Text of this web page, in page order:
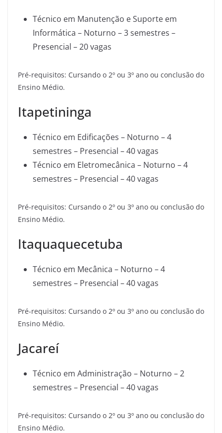
Técnico em Manutenção e Suporte em
Informática – Noturno – 3 semestres –
Presencial – 20 vagas
Pré-requisitos: Cursando o 2º ou 3º ano ou conclusão do
Ensino Médio.
Itapetininga
Técnico em Edificações – Noturno – 4
semestres – Presencial – 40 vagas
Técnico em Eletromecânica – Noturno – 4
semestres – Presencial – 40 vagas
Pré-requisitos: Cursando o 2º ou 3º ano ou conclusão do
Ensino Médio.
Itaquaquecetuba
Técnico em Mecânica – Noturno – 4
semestres – Presencial – 40 vagas
Pré-requisitos: Cursando o 2º ou 3º ano ou conclusão do
Ensino Médio.
Jacareí
Técnico em Administração – Noturno – 2
semestres – Presencial – 40 vagas
Pré-requisitos: Cursando o 2º ou 3º ano ou conclusão do
Ensino Médio.